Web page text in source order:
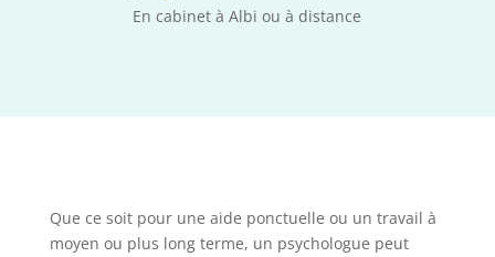
En cabinet à Albi ou à distance
Que ce soit pour une aide ponctuelle ou un travail à
moyen ou plus long terme, un psychologue peut